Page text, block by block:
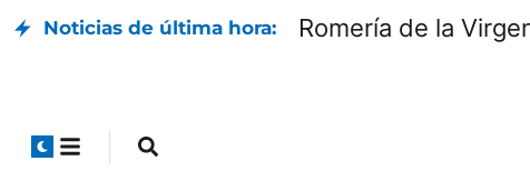
Noticias de última hora: Romería de la